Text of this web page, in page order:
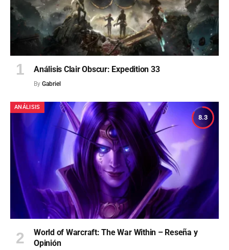
Análisis Clair Obscur: Expedition 33
By Gabriel
8.3
ANÁLISIS
World of Warcraft: The War Within – Reseña y
Opinión